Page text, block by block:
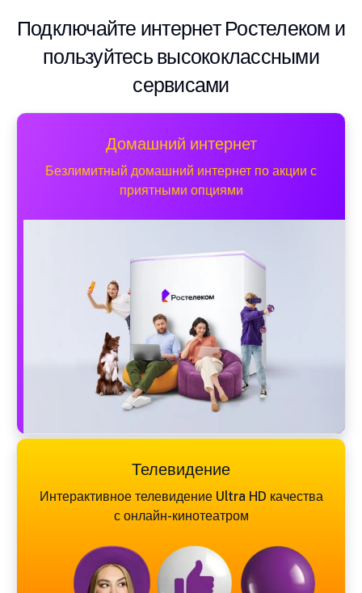
Подключайте интернет Ростелеком и
пользуйтесь высококлассными
сервисами
Домашний интернет
Безлимитный домашний интернет по акции с
приятными опциями
Телевидение
Интерактивное телевидение Ultra HD качества
с онлайн-кинотеатром